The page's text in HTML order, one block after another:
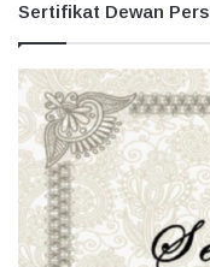
Sertifikat Dewan Pers